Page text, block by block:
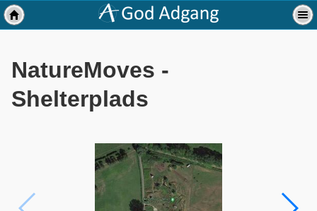
NatureMoves -
Shelterplads